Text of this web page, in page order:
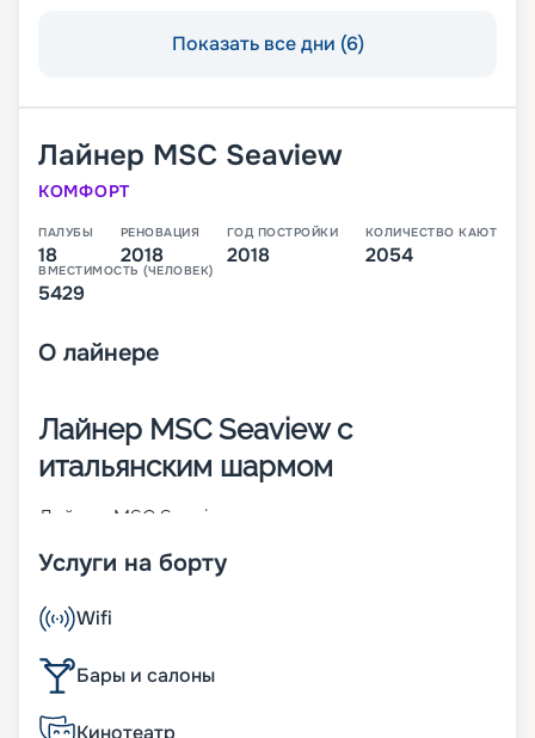
Показать все дни (6)
Лайнер MSC Seaview
КОМФОРТ
ПАЛУБЫ
18
РЕНОВАЦИЯ
2018
ГОД ПОСТРОЙКИ
2018
КОЛИЧЕСТВО КАЮТ
2054
ВМЕСТИМОСТЬ (ЧЕЛОВЕК)
5429
О лайнере
Лайнер MSC Seaview с
итальянским шармом
Лайнер MSC Seaview – это второе судно класса
крупнейшим итальянским судостроителем
по величине круизным кораблем в мире. На 18-
палубном лайнере находится 2 054 каюты разных
категорий. В них может разместиться 5 429
человек. Другие особенности MSC Seaview:
• длина – 323 м;
Услуги на борту
Wifi
Бары и салоны
Кинотеатр